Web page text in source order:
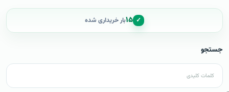
✓ ۱۵بار خریداری شده
جستجو